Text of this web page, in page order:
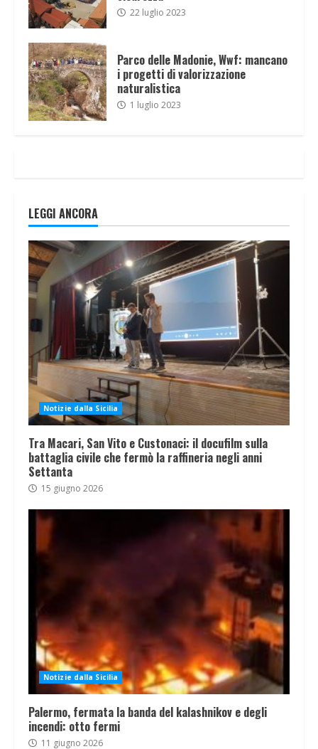
22 luglio 2023
Parco delle Madonie, Wwf: mancano
i progetti di valorizzazione
naturalistica
1 luglio 2023
LEGGI ANCORA
Notizie dalla Sicilia
Tra Macari, San Vito e Custonaci: il docufilm sulla
battaglia civile che fermò la raffineria negli anni
Settanta
15 giugno 2026
Notizie dalla Sicilia
Palermo, fermata la banda del kalashnikov e degli
incendi: otto fermi
11 giugno 2026